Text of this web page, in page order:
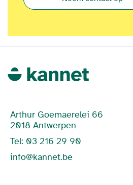
Arthur Goemaerelei 66
2018 Antwerpen
Tel: 03 216 29 90
info@kannet.be